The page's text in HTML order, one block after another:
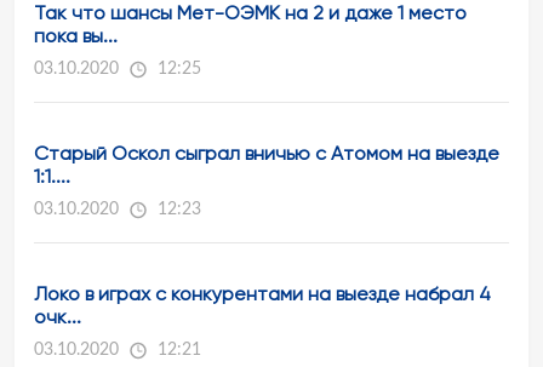
Так что шансы Мет-ОЭМК на 2 и даже 1 место
пока вы...
03.10.2020 12:25
Старый Оскол сыграл вничью с Атомом на выезде
1:1....
03.10.2020 12:23
Локо в играх с конкурентами на выезде набрал 4
очк...
03.10.2020 12:21